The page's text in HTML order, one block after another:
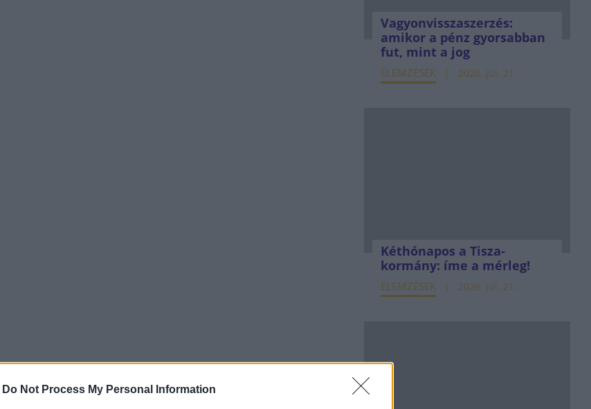
Do Not Process My Personal Information
Vagyonvisszaszerzés:
amikor a pénz gyorsabban
fut, mint a jog
ELEMZÉSEK 2026. júl. 21.
Kéthónapos a Tisza-
kormány: íme a mérleg!
ELEMZÉSEK 2026. júl. 21.